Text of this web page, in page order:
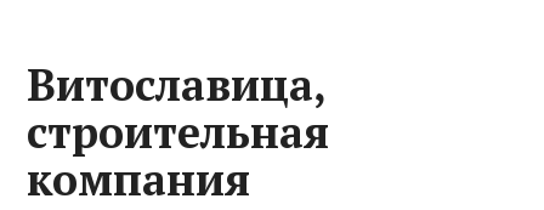
Витославица,
строительная
компания